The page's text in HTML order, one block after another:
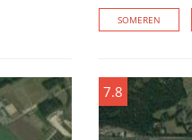
SOMEREN
7.8